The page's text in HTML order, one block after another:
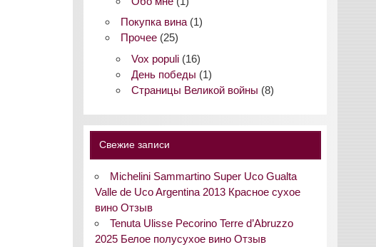
Покупка вина (1)
Прочее (25)
Vox populi (16)
День победы (1)
Страницы Великой войны (8)
Свежие записи
Michelini Sammartino Super Uco Gualta
Valle de Uco Argentina 2013 Красное сухое
вино Отзыв
Tenuta Ulisse Pecorino Terre d’Abruzzo
2025 Белое полусухое вино Отзыв